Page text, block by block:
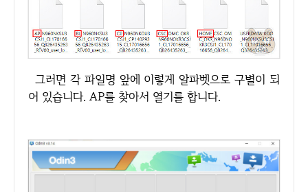
그러면 각 파일명 앞에 이렇게 알파벳으로 구별이 되
어 있습니다. AP를 찾아서 열기를 합니다.